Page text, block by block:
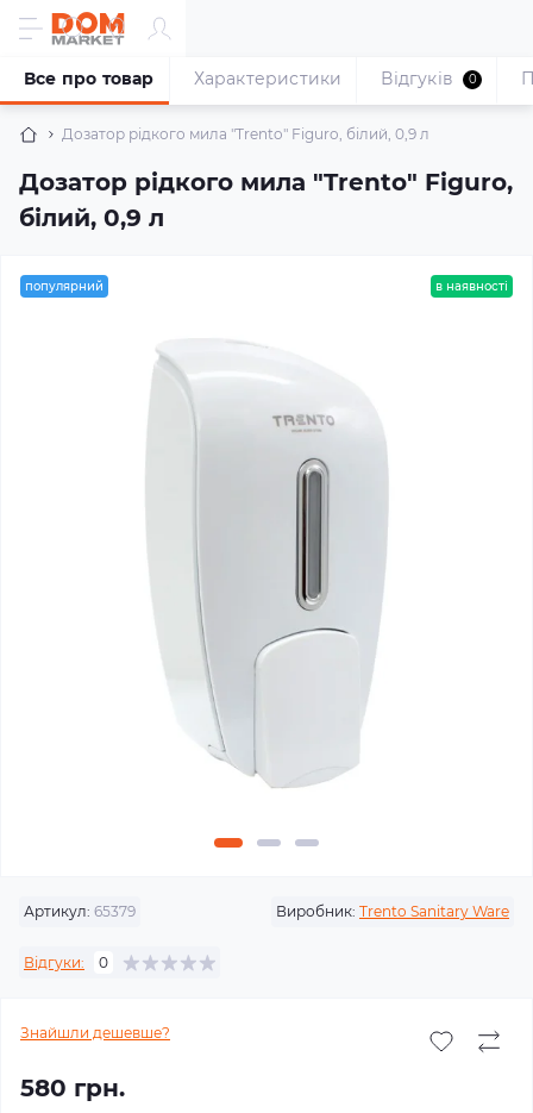
Дозатор рідкого мила "Trento" Figuro, білий, 0,9 л
Дозатор рідкого мила "Trento" Figuro,
білий, 0,9 л
Все про товар Характеристики Відгуків 0
популярний в наявності
Артикул: 65379 Виробник: Trento Sanitary Ware
Відгуки: 0
Знайшли дешевше?
580 грн.